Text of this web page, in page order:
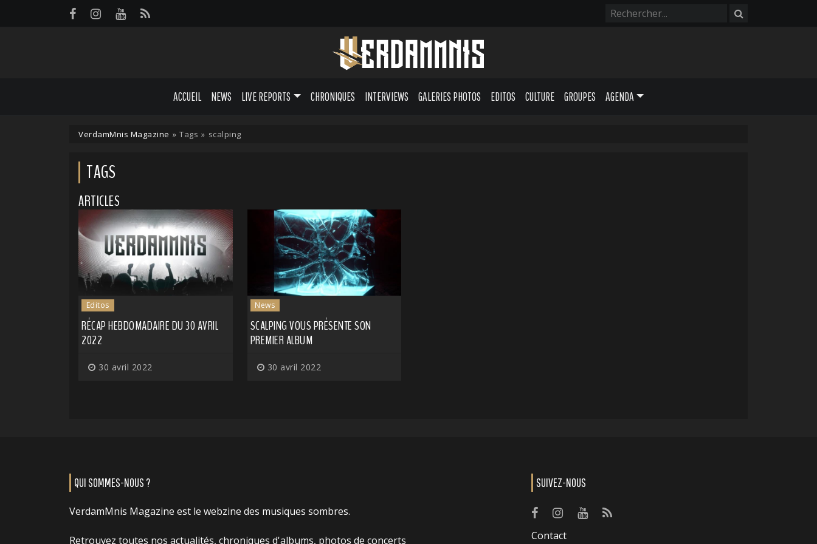
ACCUEIL NEWS LIVE REPORTS CHRONIQUES INTERVIEWS GALERIES PHOTOS EDITOS CULTURE GROUPES AGENDA
VerdamMnis Magazine » Tags » scalping
TAGS
ARTICLES
Editos
RÉCAP HEBDOMADAIRE DU 30 AVRIL
2022
30 avril 2022
News
SCALPING VOUS PRÉSENTE SON
PREMIER ALBUM
30 avril 2022
QUI SOMMES-NOUS ?
VerdamMnis Magazine est le webzine des musiques sombres.
Retrouvez toutes nos actualités, chroniques d'albums, photos de concerts
SUIVEZ-NOUS
Contact
Panneau de gestion des cookies